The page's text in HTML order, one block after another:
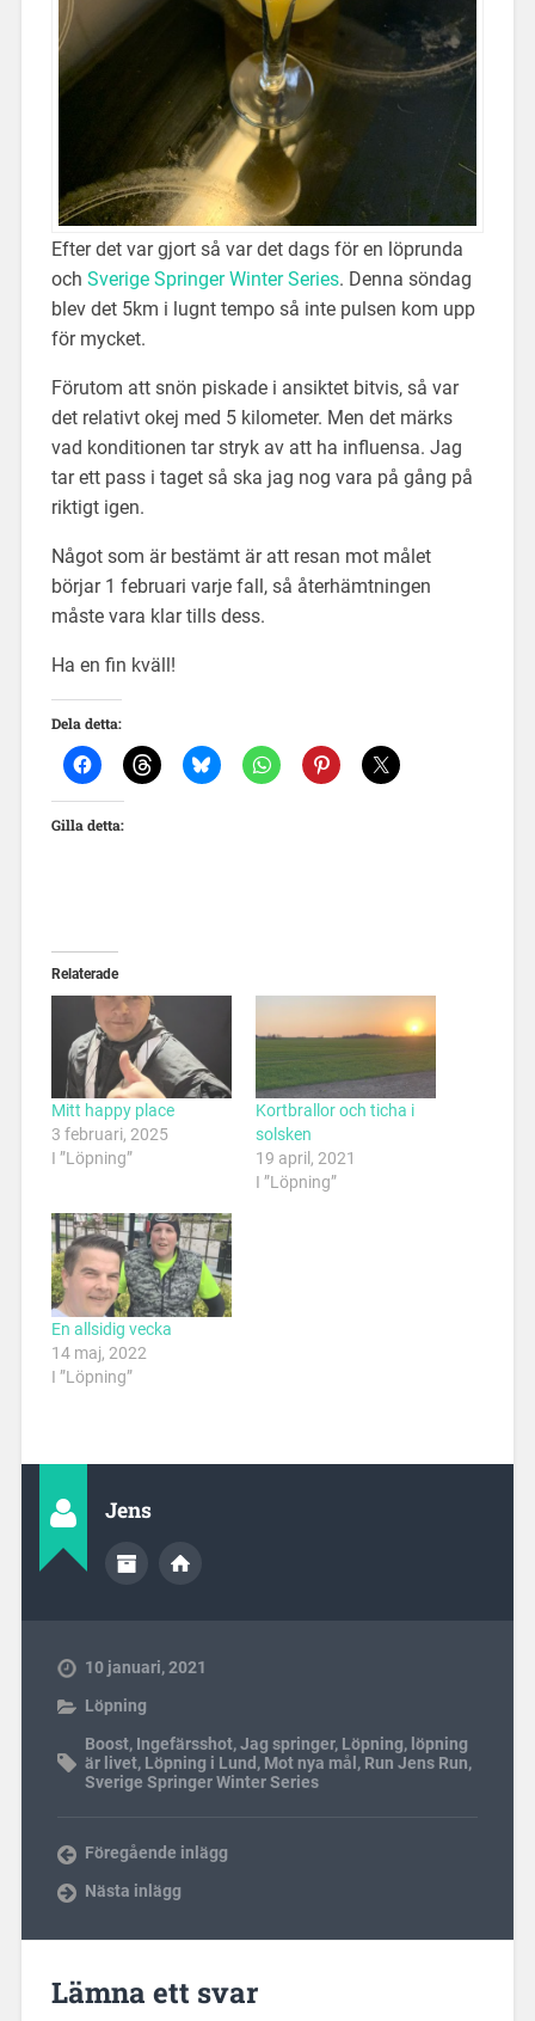
Efter det var gjort så var det dags för en löprunda
och Sverige Springer Winter Series. Denna söndag
blev det 5km i lugnt tempo så inte pulsen kom upp
för mycket.
Förutom att snön piskade i ansiktet bitvis, så var
det relativt okej med 5 kilometer. Men det märks
vad konditionen tar stryk av att ha influensa. Jag
tar ett pass i taget så ska jag nog vara på gång på
riktigt igen.
Något som är bestämt är att resan mot målet
börjar 1 februari varje fall, så återhämtningen
måste vara klar tills dess.
Ha en fin kväll!
Dela detta:
Gilla detta:
Relaterade
Mitt happy place
3 februari, 2025
I ”Löpning”
Kortbrallor och ticha i
solsken
19 april, 2021
I ”Löpning”
En allsidig vecka
14 maj, 2022
I ”Löpning”
Jens
10 januari, 2021
Löpning
Boost, Ingefärsshot,Jag springer, Löpning, löpning
är livet, Löpning i Lund, Mot nya mål, Run Jens Run,
Sverige Springer Winter Series
Föregående inlägg
Nästa inlägg
Lämna ett svar